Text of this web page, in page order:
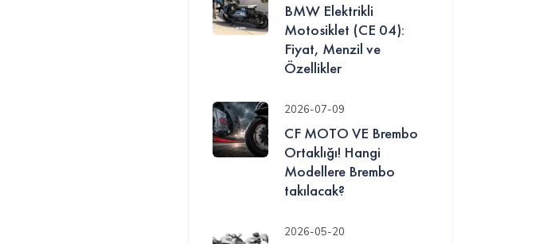
BMW Elektrikli
Motosiklet (CE 04):
Fiyat, Menzil ve
Özellikler
2026-07-09
CF MOTO VE Brembo
Ortaklığı! Hangi
Modellere Brembo
takılacak?
2026-05-20